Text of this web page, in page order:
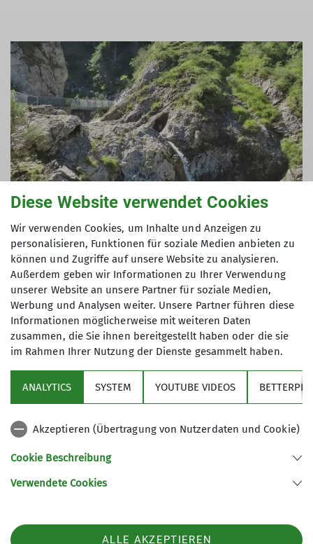
Die Stuibenfälle befinden sich im Archbach, dem
Ausläufer des Plansees hinunter zum Kraftwerk
Reutte, wo durch die Wasserkraft Strom erzeugt
wird.
Vom kleinen Parkplatz bei der Kapelle
Frauenbrünnele führt der Weg zunächst entlang
Hermannsteig, einem aussichtsreichen Höhenweg
wendet der Weg und wird zum Ministersteig,
eindrucksvollen Wasserfälle. Wir hatten Glück und
konnten eine Gruppe beim Canyoning
der Strecke bot sich als Brotzeitplatz an, wo sich
Diese Website verwendet Cookies
Wir verwenden Cookies, um Inhalte und Anzeigen zu
personalisieren, Funktionen für soziale Medien anbieten zu
können und Zugriffe auf unsere Website zu analysieren.
Außerdem geben wir Informationen zu Ihrer Verwendung
unserer Website an unsere Partner für soziale Medien,
Werbung und Analysen weiter. Unsere Partner führen diese
Informationen möglicherweise mit weiteren Daten
zusammen, die Sie ihnen bereitgestellt haben oder die sie
im Rahmen Ihrer Nutzung der Dienste gesammelt haben.
ANALYTICS SYSTEM YOUTUBE VIDEOS
Akzeptieren (Übertragung von Nutzerdaten und Cookie)
Cookie Beschreibung
Verwendete Cookies
ALLE AKZEPTIEREN